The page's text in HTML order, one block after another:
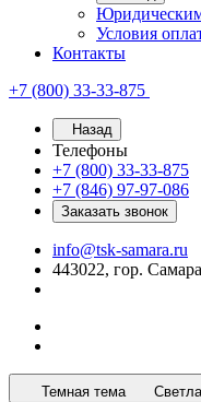
Условия
Контакты
+7 (800) 33-33-875
Назад
Телефоны
+7 (800) 33-33-875
+7 (846) 97-97-086
Заказать звонок
info@tsk-samara.ru
443022, гор.
Темная тема